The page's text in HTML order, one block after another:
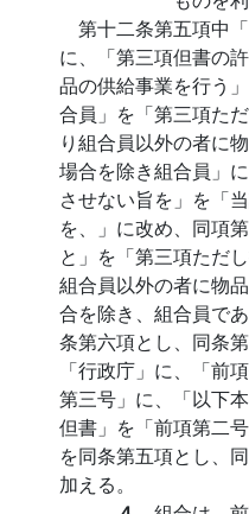
第十二条第五項中
に、「第三項但書の
品の供給事業を行う
合員」を「第三項た
り組合員以外の者に
場合を除き組合員」
させない旨を」を「
を、」に改め、同項
と」を「第三項ただ
組合員以外の者に物
合を除き、組合員で
条第六項とし、同条
「行政庁」に、「前
第三号」に、「以下
但書」を「前項第二
を同条第五項とし、
加える。